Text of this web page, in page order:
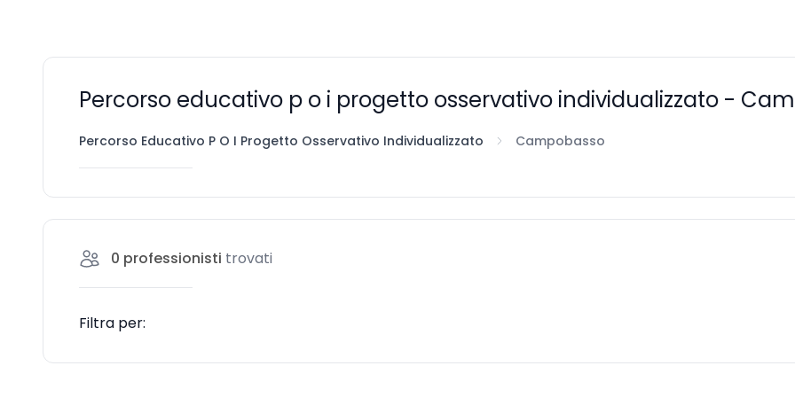
Percorso educativo p o i progetto osservativo individualizzato -
Percorso Educativo P O I Progetto Osservativo Individualizzato Campobasso
0 professionisti trovati
Filtra per: